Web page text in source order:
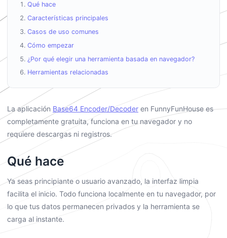
Qué hace
Características principales
Casos de uso comunes
Cómo empezar
¿Por qué elegir una herramienta basada en navegador?
Herramientas relacionadas
La aplicación Base64 Encoder/Decoder en FunnyFunHouse es
completamente gratuita, funciona en tu navegador y no
requiere descargas ni registros.
Qué hace
Ya seas principiante o usuario avanzado, la interfaz limpia
facilita el inicio. Todo funciona localmente en tu navegador, por
lo que tus datos permanecen privados y la herramienta se
carga al instante.